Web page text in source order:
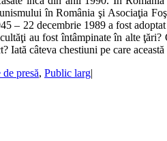
în România şi Asociaţia
– 22 decembrie 1989a fost adoptat
au fost întâmpinate în alte
câteva chestiuni pe care
presă, Public larg|